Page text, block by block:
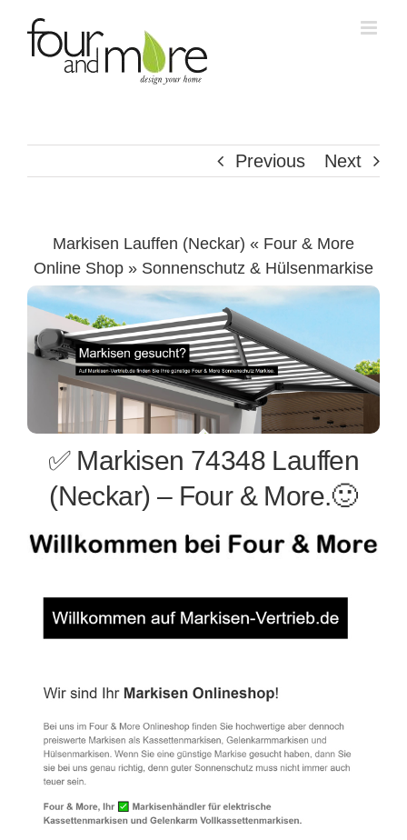
Previous Next
Markisen Lauffen (Neckar) « Four & More
Online Shop » Sonnenschutz & Hülsenmarkise
✅ Markisen 74348 Lauffen
(Neckar) – Four & More.🙂